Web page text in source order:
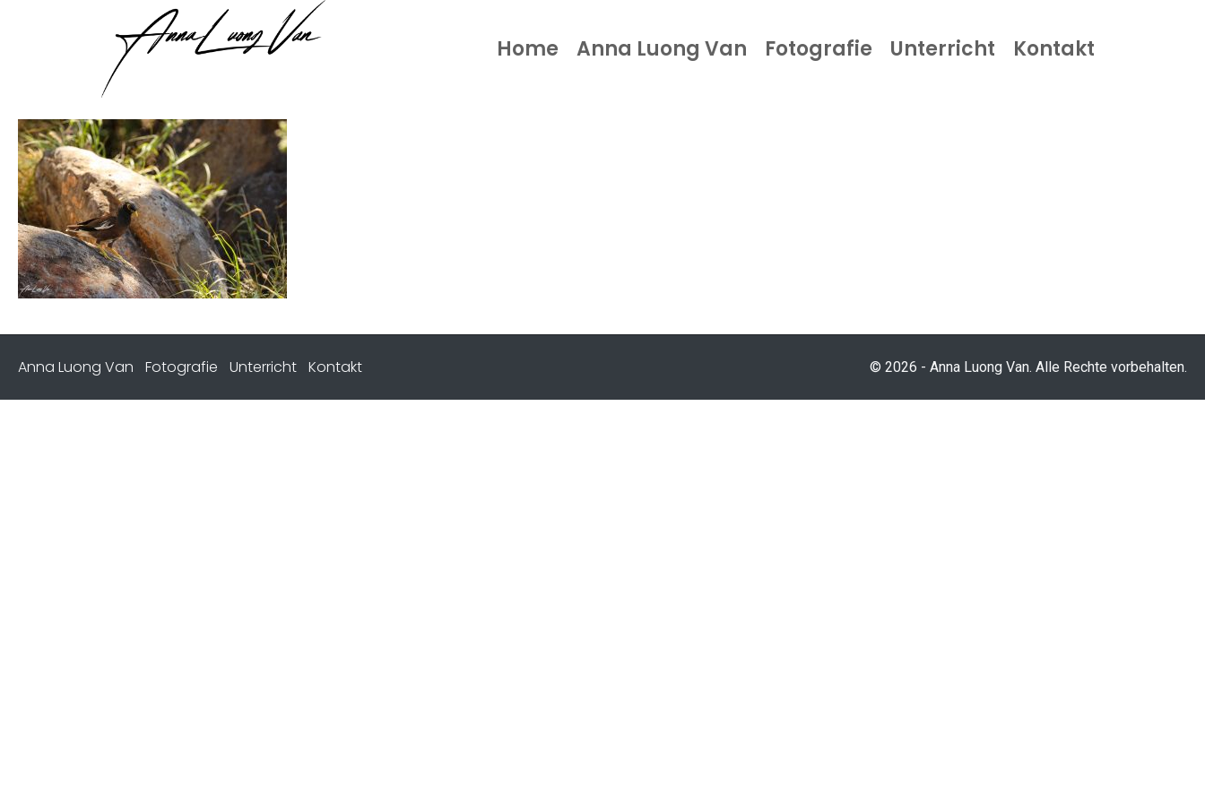
Home Anna Luong Van Fotografie Unterricht Kontakt
Anna Luong Van Fotografie Unterricht Kontakt © 2026 - Anna Luong Van. Alle Rechte vorbehalten.